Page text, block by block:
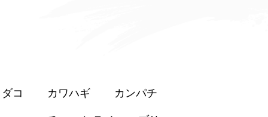
コ カワハギ カンパチ